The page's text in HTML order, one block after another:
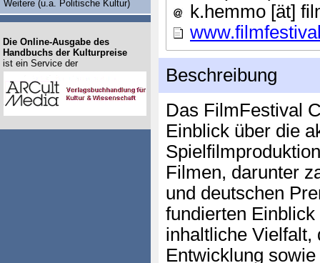
k.hemmo [ät]
Beschreibung
Das FilmFestival
Einblick über die
Filmen, darunter
und deutschen
fundierten
inhaltliche Vielfalt,
Entwicklung
Weitere (u.a. Politische Kultur)
Die Online-Ausgabe des
Handbuchs der Kulturpreise
ist ein Service der